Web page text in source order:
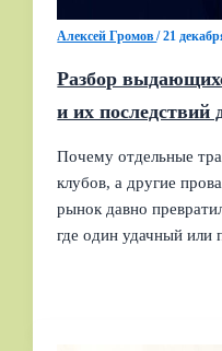
Алексей Громов/21
Разбор
и их последствий
Почему отдельные
клубов, а другие
рынок давно
где один удачный